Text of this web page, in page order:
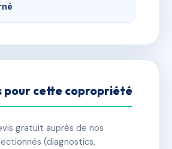
pour cette copropriété
gratuit auprès de nos
(diagnostics,